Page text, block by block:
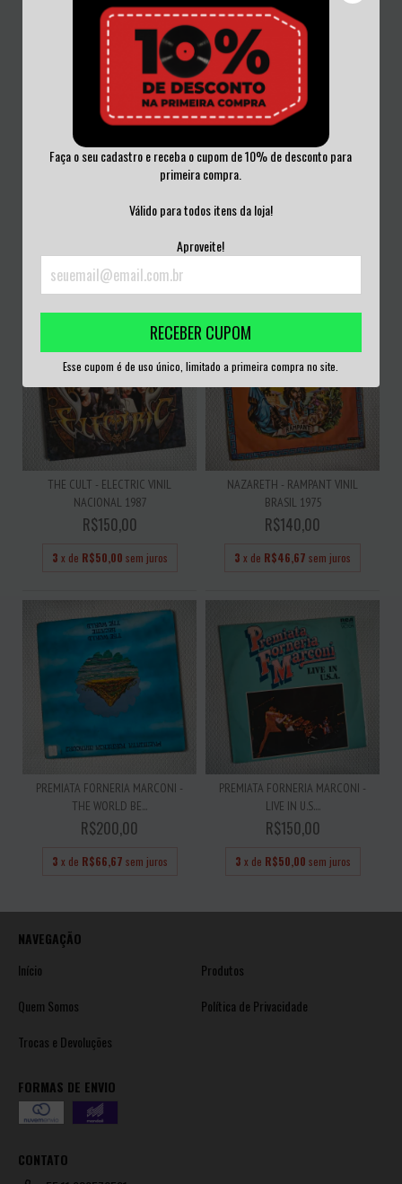
Faça o seu cadastro e receba o cupom de 10% de desconto para
primeira compra.
Válido para todos itens da loja!
Aproveite!
RECEBER CUPOM
Esse cupom é de uso único, limitado a primeira compra no site.
ACE FREHLEY - FREHLEY'S COMET
R$165,00
3x deR$55,00sem juros
FREHLEY'S COMET - LIVE + 1 VINIL
R$165,00
3x deR$55,00sem juros
THE CULT - ELECTRIC VINIL
NACIONAL 1987
R$150,00
3 x de R$50,00 sem juros
NAZARETH - RAMPANT VINIL
BRASIL 1975
R$140,00
3 x de R$46,67 sem juros
PREMIATA FORNERIA MARCONI -
THE WORLD BE...
R$200,00
3 x de R$66,67 sem juros
PREMIATA FORNERIA MARCONI -
LIVE IN U.S....
R$150,00
3 x de R$50,00 sem juros
NAVEGAÇÃO
Início
Produtos
Quem Somos
Política de Privacidade
Trocas e Devoluções
FORMAS DE ENVIO
CONTATO